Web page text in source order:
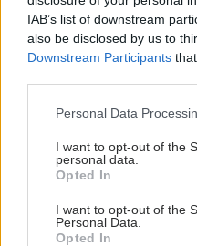
IAB’s list of downstream
also be disclosed by us to
Downstream Participants
Please note that this
not limited to your visit or
grant or deny consent to
use your data for below
consent section.
Personal Data
I want to opt-out of the
personal data.
Opted In
I want to opt-out of the
Personal Data.
Opted In
ΔΕΙΤΕ ΕΠΙΣΗΣ